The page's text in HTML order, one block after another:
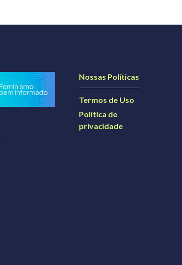
Nossas Políticas
Termos de Uso
Política de
privacidade